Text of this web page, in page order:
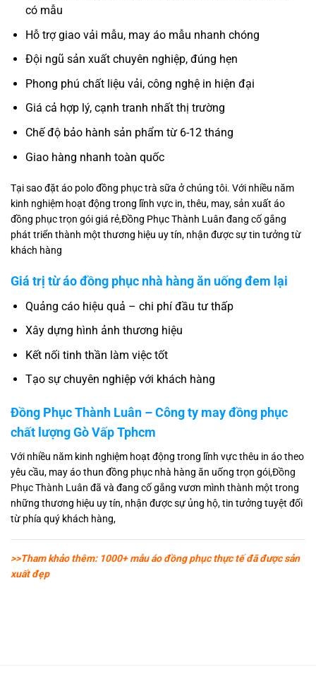
có mẫu
Hỗ trợ giao vải mẫu, may áo mẫu nhanh chóng
Đội ngũ sản xuất chuyên nghiệp, đúng hẹn
Phong phú chất liệu vải, công nghệ in hiện đại
Giá cả hợp lý, cạnh tranh nhất thị trường
Chế độ bảo hành sản phẩm từ 6-12 tháng
Giao hàng nhanh toàn quốc
Tại sao đặt áo polo đồng phục trà sữa ở chúng tôi. Với nhiều năm
kinh nghiệm hoạt động trong lĩnh vực in, thêu, may, sản xuất áo
đồng phục trọn gói giá rẻ,Đồng Phục Thành Luân đang cố gắng
phát triển thành một thương hiệu uy tín, nhận được sự tin tưởng từ
khách hàng
Giá trị từ áo đồng phục nhà hàng ăn uống đem lại
Quảng cáo hiệu quả – chi phí đầu tư thấp
Xây dựng hình ảnh thương hiệu
Kết nối tinh thần làm việc tốt
Tạo sự chuyên nghiệp với khách hàng
Đồng Phục Thành Luân – Công ty may đồng phục
chất lượng Gò Vấp Tphcm
Với nhiều năm kinh nghiệm hoạt động trong lĩnh vực thêu in áo theo
yêu cầu, may áo thun đồng phục nhà hàng ăn uống trọn gói,Đồng
Phục Thành Luân đã và đang cố gắng vươn mình thành một trong
những thương hiệu uy tín, nhận được sự ủng hộ, tin tưởng tuyệt đối
từ phía quý khách hàng,
>>Tham khảo thêm: 1000+ mẫu áo đồng phục thực tế đã được sản
xuất đẹp